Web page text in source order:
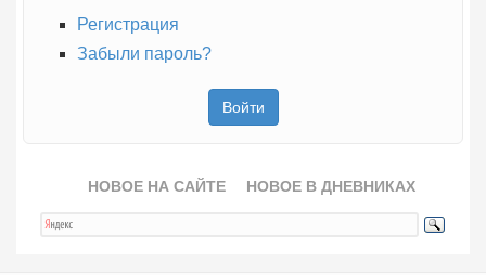
Регистрация
Забыли пароль?
НОВОЕ НА САЙТЕ НОВОЕ В ДНЕВНИКАХ